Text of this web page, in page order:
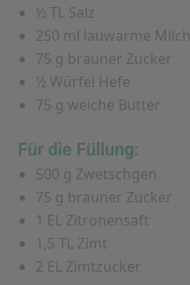
½ TL Salz
250 ml lauwarme Milch
75 g brauner Zucker
½ Würfel Hefe
75 g weiche Butter
Für die Füllung:
500 g Zwetschgen
75 g brauner Zucker
1 EL Zitronensaft
1,5 TL Zimt
2 EL Zimtzucker